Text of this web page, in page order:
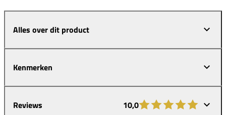
Alles over dit product
Kenmerken
Reviews 10,0